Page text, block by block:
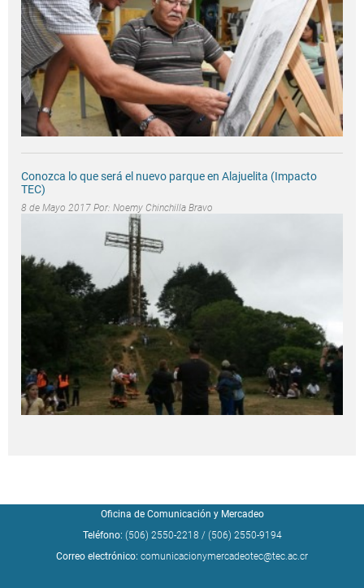
Conozca lo que será el nuevo parque en Alajuelita (Impacto
TEC)
8 de Mayo 2017 Por: Noemy Chinchilla Bravo
Oficina de Comunicación y Mercadeo
Teléfono: (506) 2550-2218 / (506) 2550-9194
Correo electrónico: comunicacionymercadeotec@tec.ac.cr